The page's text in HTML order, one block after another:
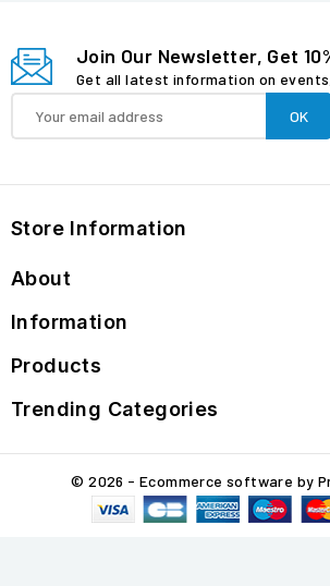
Join Our Newsletter, Get
Get all latest information on
Store Information
About
Information
Products
Trending Categories
© 2026 - Ecommerce software by